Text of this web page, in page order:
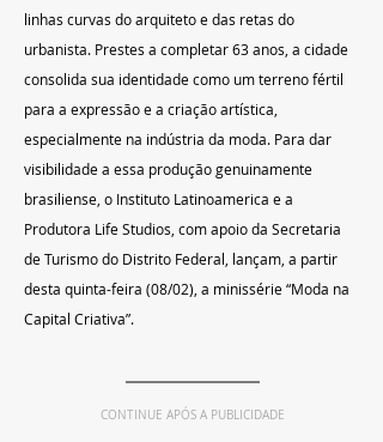
linhas curvas do arquiteto e das retas do
urbanista. Prestes a completar 63 anos, a cidade
consolida sua identidade como um terreno fértil
para a expressão e a criação artística,
especialmente na indústria da moda. Para dar
visibilidade a essa produção genuinamente
brasiliense, o Instituto Latinoamerica e a
Produtora Life Studios, com apoio da Secretaria
de Turismo do Distrito Federal, lançam, a partir
desta quinta-feira (08/02), a minissérie “Moda na
Capital Criativa”.
CONTINUE APÓS A PUBLICIDADE